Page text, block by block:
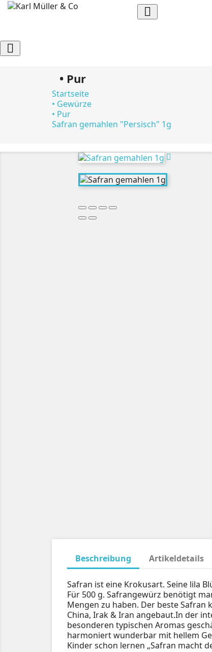


• Pur
Startseite
• Gewürze
• Pur
Safran gemahlen "Persisch" 1g
Beschreibung Artikeldetails
Safran ist eine Krokusart. Seine lila
Für 500 g. Safrangewürz benötigt
Mengen zu haben. Der beste
China, Irak & Iran angebaut.In der
besonderen typischen Aromas
harmoniert wunderbar mit hellem
Kinder schon lernen „Safran macht